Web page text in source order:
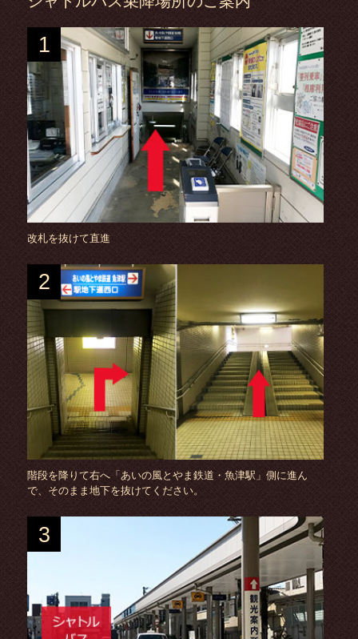
1
改札を抜けて直進
2
階段を降りて右へ「あいの風とやま鉄道・魚津駅」側に進ん
で、そのまま地下を抜けてください。
3